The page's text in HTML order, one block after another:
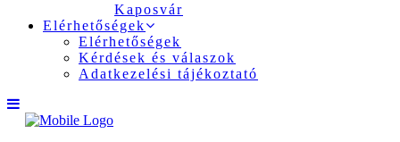
Kaposvár
Elérhetőségek
Elérhetőségek
Kérdések és válaszok
Adatkezelési tájékoztató